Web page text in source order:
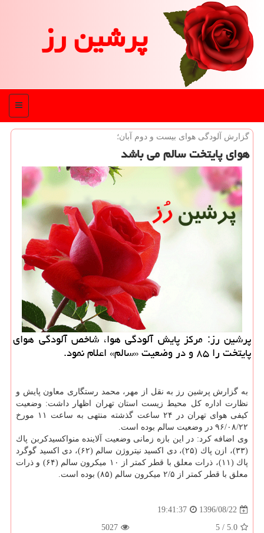
پرشین رز
منو
گزارش آلودگی هوای بیست و دوم آبان؛
هوای پایتخت سالم می باشد
پرشین رز: مركز پایش آلودگی هوا، شاخص آلودگی هوای
پایتخت را ۸۵ و در وضعیت «سالم» اعلام نمود.
به گزارش پرشین رز به نقل از مهر، محمد رستگاری معاون پایش و
نظارت اداره كل محیط زیست استان تهران اظهار داشت: وضعیت
كیفی هوای تهران در ۲۴ ساعت گذشته منتهی به ساعت ۱۱ مورخ
۹۶/۰۸/۲۲ در وضعیت سالم بوده است.
وی اضافه كرد: در این بازه زمانی وضعیت آلاینده منواكسیدكربن پاك
(۳۳)، ازن پاك (۲۵)، دی اكسید نیتروژن سالم (۶۲)، دی اكسید گوگرد
پاك (۱۱)، ذرات معلق با قطر كمتر از ۱۰ میكرون سالم (۶۴) و ذرات
معلق با قطر كمتر از ۲/۵ میكرون سالم (۸۵) بوده است.
1396/08/22
19:41:37
5.0
/
5
5027